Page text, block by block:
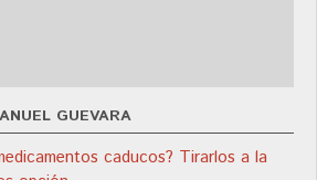
GUEVARA
caducos? Tirarlos a la